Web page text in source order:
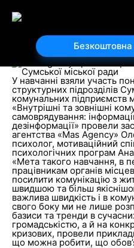
Безкоштовна
Сумської міської ради
08.06.2023
Автор статті:
Ірина Сірець
У навчанні взяли участь
структурних підрозділів
комунальних підприємств
«Внутрішні та зовнішні
самоврядування:
дезінформації» провели
агентства «Mas Agency»
психолог, мотиваційний
психологічних програм
«Мета такого навчання, в
працівникам органів
посилити комунікацію з
швидшою та більш
важлива швидкість і в
свого боку ми не лише
базиси та тренди в
громадськістю, а й на
кризових, провели
що можна робити, що